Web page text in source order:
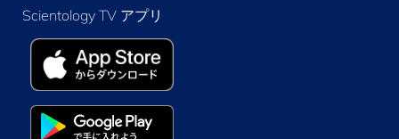
Scientology TV アプリ